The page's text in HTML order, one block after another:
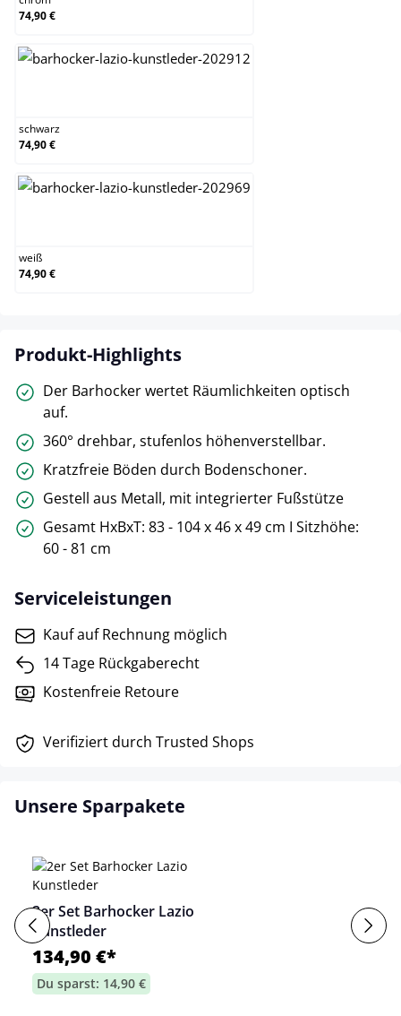
74,90 €
schwarz
74,90 €
weiß
74,90 €
Produkt-Highlights
Der Barhocker wertet Räumlichkeiten optisch
auf.
360° drehbar, stufenlos höhenverstellbar.
Kratzfreie Böden durch Bodenschoner.
Gestell aus Metall, mit integrierter Fußstütze
Gesamt HxBxT: 83 - 104 x 46 x 49 cm I Sitzhöhe:
60 - 81 cm
Serviceleistungen
Kauf auf Rechnung möglich
14 Tage Rückgaberecht
Kostenfreie Retoure
Verifiziert durch Trusted Shops
Unsere Sparpakete
2er Set Barhocker Lazio
Kunstleder
134,90 €*
Du sparst: 14,90 €